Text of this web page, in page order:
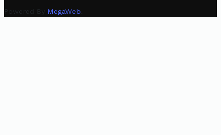
Powered By MegaWeb